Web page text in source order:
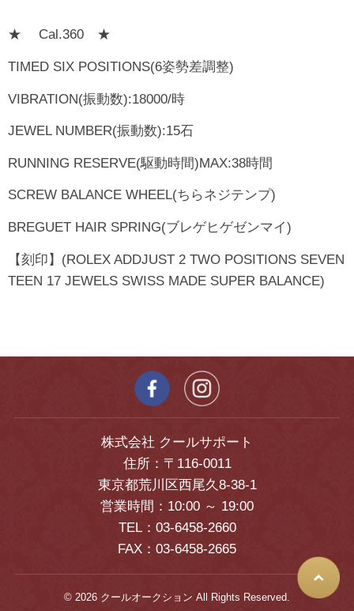
★ Cal.360 ★
TIMED SIX POSITIONS(6姿勢差調整)
VIBRATION(振動数):18000/時
JEWEL NUMBER(振動数):15石
RUNNING RESERVE(駆動時間)MAX:38時間
SCREW BALANCE WHEEL(ちらネジテンプ)
BREGUET HAIR SPRING(ブレゲヒゲゼンマイ)
【刻印】(ROLEX ADDJUST 2 TWO POSITIONS SEVEN
TEEN 17 JEWELS SWISS MADE SUPER BALANCE)
株式会社 クールサポート
住所：〒116-0011
東京都荒川区西尾久8-38-1
営業時間：10:00 ～ 19:00
TEL：03-6458-2660
FAX：03-6458-2665
© 2026 クールオークション All Rights Reserved.